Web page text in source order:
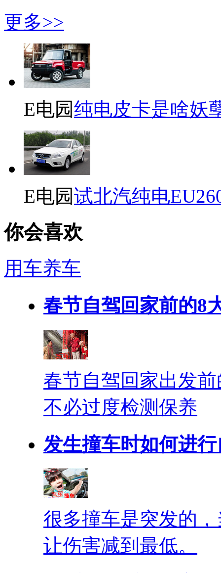
更多>>
E电园纯电皮卡是啥妖
E电园试北汽纯电
你会喜欢
用车养车
春节自驾回家前的8
春节自驾回家出发
不必过度检测保养
发生撞车时如何进
很多撞车是突发的
让伤害减到最低。